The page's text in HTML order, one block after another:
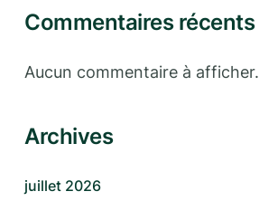
Commentaires récents
Aucun commentaire à afficher.
Archives
juillet 2026